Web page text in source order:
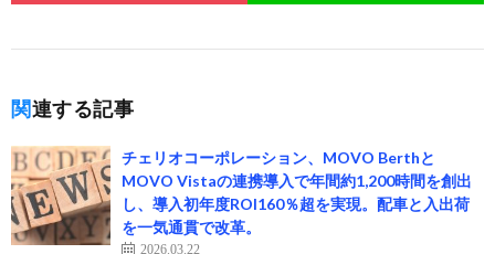
関連する記事
チェリオコーポレーション、MOVO Berthと
MOVO Vistaの連携導入で年間約1,200時間を創出
し、導入初年度ROI160％超を実現。配車と入出荷
を一気通貫で改革。
2026.03.22